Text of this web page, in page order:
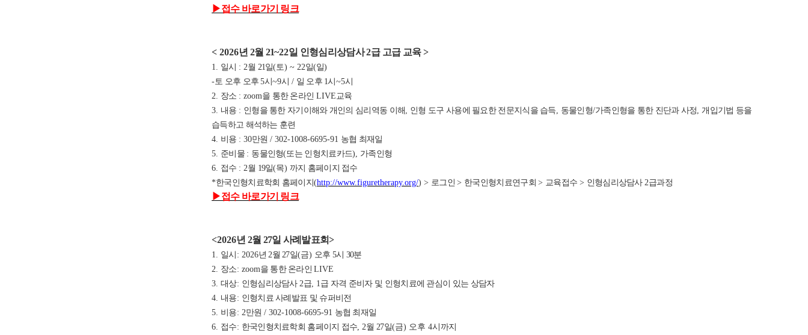
▶접수 바로가기 링크
< 2026년 2월 21~22일 인형심리상담사2급 고급 교육>
1. 일시 : 2월 21일(토) ~ 22일(일)
-토 오후 오후5시~9시 / 일 오후 1시~5시
2. 장소 : zoom을 통한 온라인 LIVE교육
3. 내용 : 인형을 통한 자기이해와 개인의 심리역동 이해 인형 도구 사용에 필요한 전문지식을 습득 동물인형/가족인형을 통한 진단과 사정
개입기법 등을
습득하고 해석하는 훈련
4. 비용 : 30만원 / 302-1008-6695-91 농협 최재일
5. 준비물 : 동물인형(또는 인형치료카드)
가족인형
6. 접수 : 2월 19일(목) 까지 홈페이지 접수
*한국인형치료학회 홈페이지(http://www.figuretherapy.org/) > 로그인> 한국인형치료연구회> 교육접수 > 인형심리상담사 2급과정
▶접수 바로가기 링크
<2026년 2월 27일 사례발표회>
1. 일시: 2026년 2월 27일(금) 오후 5시 30분
2. 장소: zoom을 통한 온라인LIVE
3. 대상: 인형심리상담사 2급 , 1급 자격 준비자 및 인형치료에 관심이 있는 상담자
4. 내용: 인형치료 사례발표 및 슈퍼비전
5. 비용: 2만원 / 302-1008-6695-91 농협 최재일
6. 접수: 한국인형치료학회 홈페이지 접수 , 2월 27일(금) 오후 4시까지